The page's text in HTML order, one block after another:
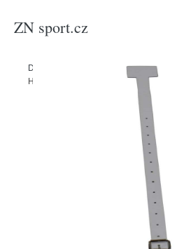
ZN sport.cz
Domů Sport a outdoor/
Hejduk Řemínek kožený s přezkou (1ks)